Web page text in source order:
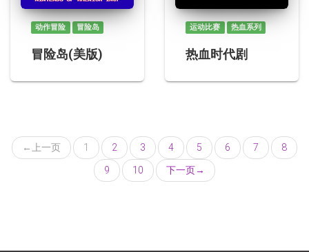
动作冒险 冒险岛
冒险岛(美版)
运动比赛 热血系列
热血时代剧
← 上一页 1 2 3 4 5 6 7 8
9 10 下一页→